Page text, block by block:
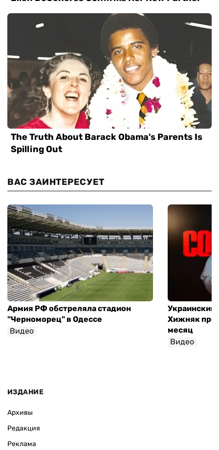
ВАС ЗАИНТЕРЕСУЕТ
Армия РФ обстреляла стадион
"Черноморец" в Одессе
Видео
Украинский
Хижняк
месяц
Видео
ИЗДАНИЕ
Архивы
Редакция
Реклама